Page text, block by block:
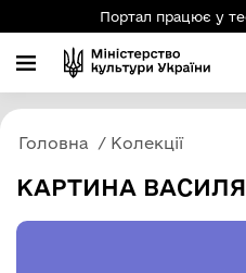
Портал працює у
Головна Колекції
КАРТИНА